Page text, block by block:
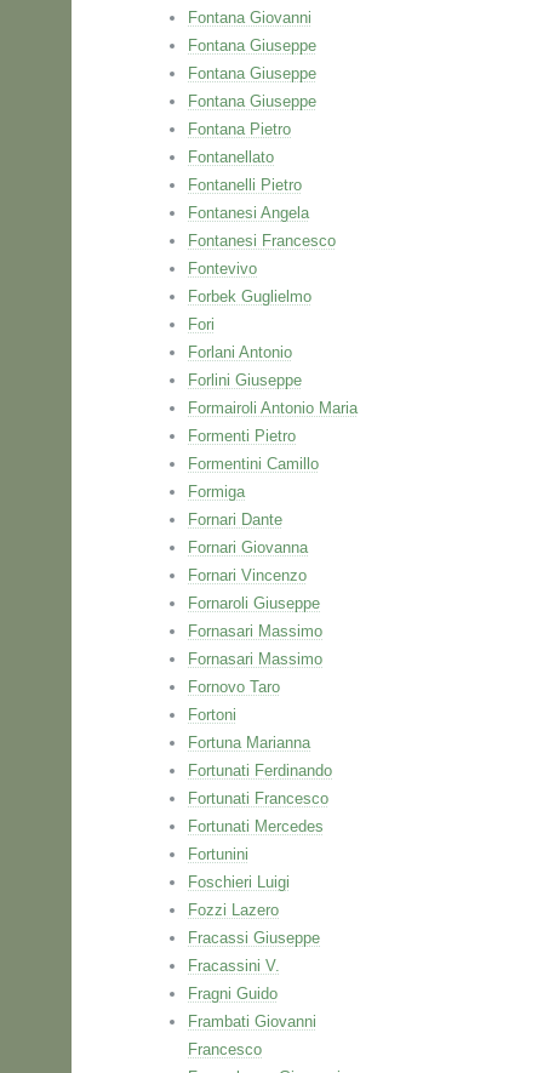
Fontana Giovanni
Fontana Giuseppe
Fontana Giuseppe
Fontana Giuseppe
Fontana Pietro
Fontanellato
Fontanelli Pietro
Fontanesi Angela
Fontanesi Francesco
Fontevivo
Forbek Guglielmo
Fori
Forlani Antonio
Forlini Giuseppe
Formairoli Antonio Maria
Formenti Pietro
Formentini Camillo
Formiga
Fornari Dante
Fornari Giovanna
Fornari Vincenzo
Fornaroli Giuseppe
Fornasari Massimo
Fornasari Massimo
Fornovo Taro
Fortoni
Fortuna Marianna
Fortunati Ferdinando
Fortunati Francesco
Fortunati Mercedes
Fortunini
Foschieri Luigi
Fozzi Lazero
Fracassi Giuseppe
Fracassini V.
Fragni Guido
Frambati Giovanni
Francesco